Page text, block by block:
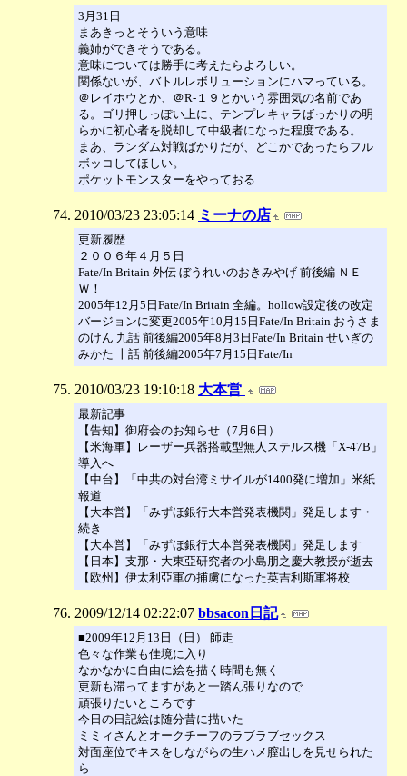
3月31日
まあきっとそういう意味
義姉ができそうである。
意味については勝手に考えたらよろしい。
関係ないが、バトルレボリューションにハマっている。
＠レイホウとか、＠R-１９とかいう雰囲気の名前であ
る。ゴリ押しっぽい上に、テンプレキャラばっかりの明
らかに初心者を脱却して中級者になった程度である。
まあ、ランダム対戦ばかりだが、どこかであったらフル
ボッコしてほしい。
ポケットモンスターをやっておる
2010/03/23 23:05:14 ミーナの店
更新履歴
２００６年４月５日
Fate/In Britain 外伝 ぼうれいのおきみやげ 前後編 ＮＥ
Ｗ！
2005年12月5日Fate/In Britain 全編。hollow設定後の改定
バージョンに変更2005年10月15日Fate/In Britain おうさま
のけん 九話 前後編2005年8月3日Fate/In Britain せいぎの
みかた 十話 前後編2005年7月15日Fate/In
2010/03/23 19:10:18 大本営
最新記事
【告知】御府会のお知らせ（7月6日）
【米海軍】レーザー兵器搭載型無人ステルス機「X‐47B」
導入へ
【中台】「中共の対台湾ミサイルが1400発に増加」米紙
報道
【大本営】「みずほ銀行大本営発表機関」発足します・
続き
【大本営】「みずほ銀行大本営発表機関」発足します
【日本】支那・大東亞研究者の小島朋之慶大教授が逝去
【欧州】伊太利亞軍の捕虜になった英吉利斯軍将校
2009/12/14 02:22:07 bbsacon日記
■2009年12月13日（日） 師走
色々な作業も佳境に入り
なかなかに自由に絵を描く時間も無く
更新も滞ってますがあと一踏ん張りなので
頑張りたいところです
今日の日記絵は随分昔に描いた
ミミィさんとオークチーフのラブラブセックス
対面座位でキスをしながらの生ハメ膣出しを見せられた
ら